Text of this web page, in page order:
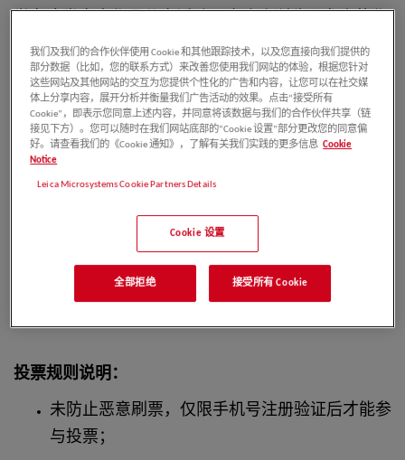
举办这类客户作品分享活动。也欢迎浏览已参赛的作
品，并为您喜欢得作品投票。
》》》投票通道
点击进入上方投票通道后，浏览作品列表，选择您喜
欢的作品，然后在其作品信息下方点击红色的投票按
钮为其投票。
投票规则说明：
未防止恶意刷票，仅限手机号注册验证后才能参
与投票；
我们及我们的合作伙伴使用 Cookie 和其他跟踪技术，以及您直接向我们提供的
部分数据（比如，您的联系方式）来改善您使用我们网站的体验，根据您针对
这些网站及其他网站的交互为您提供个性化的广告和内容，让您可以在社交媒
体上分享内容，展开分析并衡量我们广告活动的效果。点击“接受所有
Cookie”，即表示您同意上述内容，并同意将该数据与我们的合作伙伴共享（链
接见下方）。您可以随时在我们网站底部的“Cookie 设置”部分更改您的同意偏
好。请查看我们的《Cookie 通知》，了解有关我们实践的更多信息 Cookie
Notice
Leica Microsystems Cookie Partners Details
Cookie 设置
全部拒绝 接受所有 Cookie